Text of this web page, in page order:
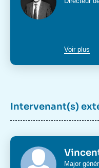
Voir plus
Intervenant(s)
Major